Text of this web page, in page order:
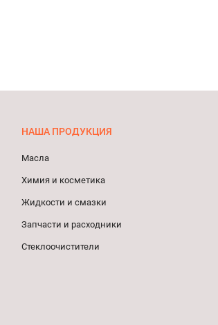
НАША ПРОДУКЦИЯ
Масла
Химия и косметика
Жидкости и смазки
Запчасти и расходники
Стеклоочистители